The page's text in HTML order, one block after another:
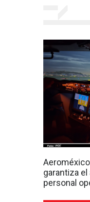
garantiza
personal